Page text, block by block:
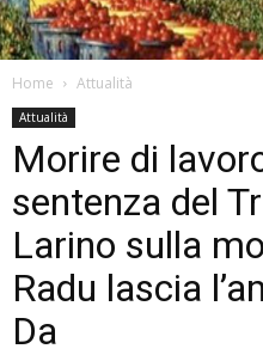
Home Attualità
Attualità
Morire di
sentenza del
Larino sulla
Radu lascia
Da